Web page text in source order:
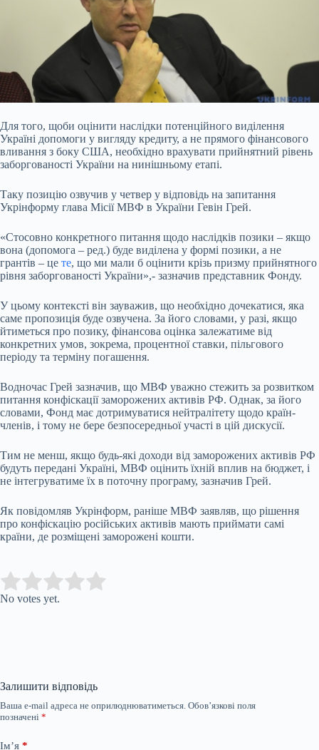
Для того, щоби оцінити наслідки потенційного виділення
Україні допомоги у вигляду кредиту, а не прямого фінансового
вливання з боку США, необхідно врахувати прийнятний рівень
заборгованості України на нинішньому етапі.
Таку позицію озвучив у четвер у відповідь на запитання
Укрінформу глава Місії МВФ в України Гевін Грей.
«Стосовно конкретного питання щодо наслідків позики – якщо
вона (допомога – ред.) буде виділена у формі позики, а не
грантів – це те, що ми мали б оцінити крізь призму прийнятного
рівня заборгованості України»,- зазначив представник Фонду.
У цьому контексті він зауважив, що необхідно дочекатися, яка
саме пропозиція буде озвучена. За його словами, у разі, якщо
йтиметься про позику, фінансова оцінка залежатиме від
конкретних умов, зокрема, процентної ставки, пільгового
періоду та терміну погашення.
Водночас Грей зазначив, що МВФ уважно стежить за розвитком
питання конфіскації заморожених активів РФ. Однак, за його
словами, Фонд має дотримуватися нейтралітету щодо країн-
членів, і тому не бере безпосередньої участі в цій дискусії.
Тим не менш, якщо будь-які доходи від заморожених активів РФ
будуть передані Україні, МВФ оцінить їхній вплив на бюджет, і
не інтегруватиме їх в поточну програму, зазначив Грей.
Як повідомляв Укрінформ, раніше МВФ заявляв, що рішення
про конфіскацію російських активів мають приймати самі
країни, де розміщені заморожені кошти.
Rate this item:
No votes yet.
Залишити відповідь
Ваша e-mail адреса не оприлюднюватиметься. Обов’язкові поля
позначені *
Ім’я *